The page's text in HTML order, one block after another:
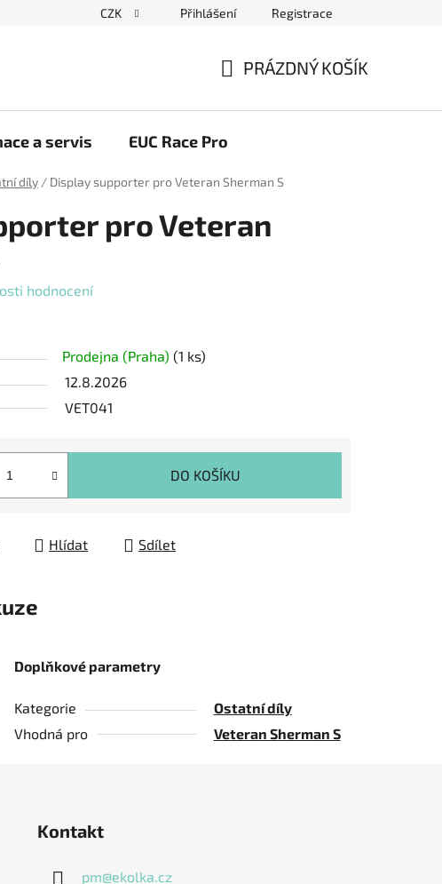
Blog elektrovozítka Obchodní podmínky
CZK Přihlášení Registrace
PRÁZDNÝ KOŠÍK
a servis EUC Race Pro
díly / Display supporter pro Veteran Sherman S
pro Veteran
hodnocení
Prodejna (Praha) (1 ks)
12.8.2026
VET041
DO KOŠÍKU
Hlídat Sdílet
Doplňkové parametry
Kategorie
Ostatní díly
Vhodná pro
Veteran Sherman S
Kontakt
pm@ekolka.cz